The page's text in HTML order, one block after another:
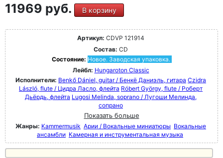
11969 руб. В корзину
Артикул: CDVP 121914
Состав: CD
Состояние: Новое. Заводская упаковка.
Лейбл: Hungaroton Classic
Исполнители: Benkő Dániel, guitar / Бенкё Даниэль, гитара Czidra
László, flute / Цидра Ласло, флейта Róbert György, flute / Роберт
Дьёрдь, флейта Lugosi Melinda, soprano / Лугоши Мелинда,
сопрано
Показать больше
Жанры: Kammermusik Арии / Вокальные миниатюры Вокальные
ансамбли Камерная и инструментальная музыка